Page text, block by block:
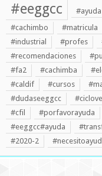
#eeggcc #ayuda
#cachimbo
#matricula
#industrial
#profes
#recomendaciones
#fa2
#cachimba
#caldif
#cursos
#dudaseeggcc
#cfil
#porfavorayuda
#eeggcc#ayuda
#2020-2